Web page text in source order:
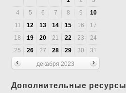
4
5 6 7 8 9
10
11
12 13 14 15 16
17
18
19 20 21 22 23
24
25
26 27 28 29 30
31
декабря 2023
Дополнительные ресурсы